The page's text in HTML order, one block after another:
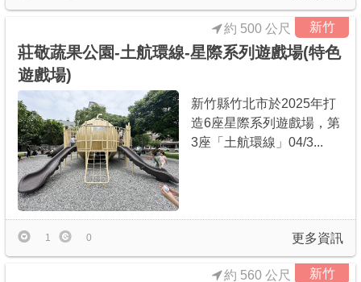
新竹
莊敬蔬果公園-土航環線-星際系列遊戲場(特色
遊戲場)
約 500 公尺
新竹縣竹北市於2025年打
造6座星際系列遊戲場，第
3座「土航環線」04/3...
更多資訊
1 0
新竹
約 560 公尺